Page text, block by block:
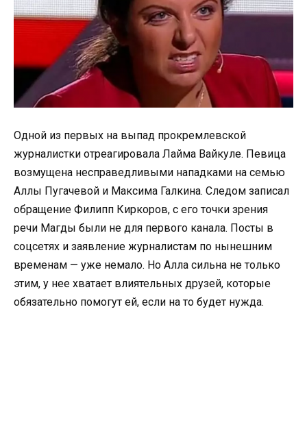
Одной из первых на выпад прокремлевской
журналистки отреагировала Лайма Вайкуле. Певица
возмущена несправедливыми нападками на семью
Аллы Пугачевой и Максима Галкина. Следом записал
обращение Филипп Киркоров, с его точки зрения
речи Магды были не для первого канала. Посты в
соцсетях и заявление журналистам по нынешним
временам — уже немало. Но Алла сильна не только
этим, у нее хватает влиятельных друзей, которые
обязательно помогут ей, если на то будет нужда.